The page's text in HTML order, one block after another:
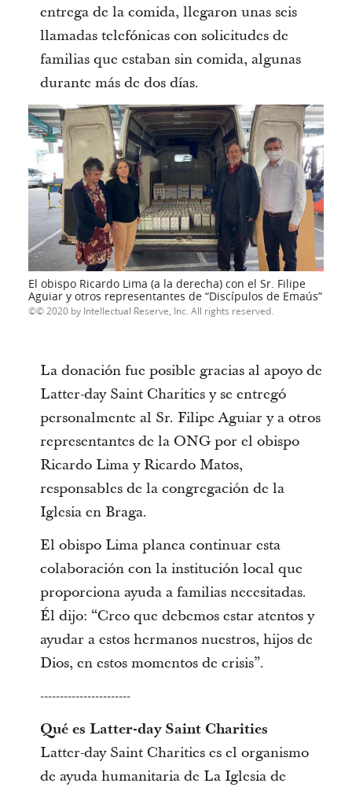
entrega de la comida, llegaron unas seis
llamadas telefónicas con solicitudes de
familias que estaban sin comida, algunas
durante más de dos días.
El obispo Ricardo Lima (a la derecha) con el Sr. Filipe
Aguiar y otros representantes de “Discípulos de Emaús”
© 2020 by Intellectual Reserve, Inc. All rights reserved.
La donación fue posible gracias al apoyo de
Latter-day Saint Charities y se entregó
personalmente al Sr. Filipe Aguiar y a otros
representantes de la ONG por el obispo
Ricardo Lima y Ricardo Matos,
responsables de la congregación de la
Iglesia en Braga.
El obispo Lima planea continuar esta
colaboración con la institución local que
proporciona ayuda a familias necesitadas.
Él dijo: “Creo que debemos estar atentos y
ayudar a estos hermanos nuestros, hijos de
Dios, en estos momentos de crisis”.
-----------------------
Qué es Latter-day Saint Charities
Latter-day Saint Charities es el organismo
de ayuda humanitaria de La Iglesia de